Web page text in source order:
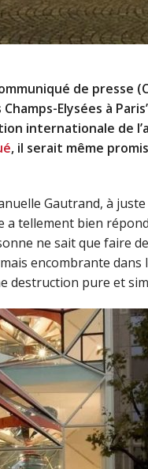
de presse
Elysées à
internationale de
, il serait même
Gautrand, à
tellement bien
ne sait que faire
encombrante dans
destruction pure et